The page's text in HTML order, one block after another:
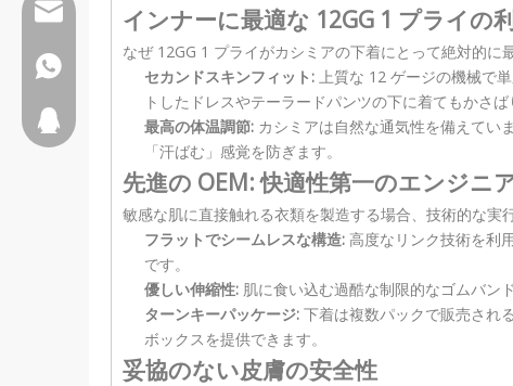
インナーに最適な 12GG 1 プライの
なぜ 12GG 1 プライがカシミアの下着にとって絶対的に
セカンドスキンフィット: 上質な 12 ゲージの機械で
トしたドレスやテーラードパンツの下に着てもかさば
最高の体温調節: カシミアは自然な通気性を備えてい
「汗ばむ」感覚を防ぎます。
先進の OEM: 快適性第一のエンジニ
敏感な肌に直接触れる衣類を製造する場合、技術的な実
フラットでシームレスな構造: 高度なリンク技術を利
です。
優しい伸縮性: 肌に食い込む過酷な制限的なゴムバン
ターンキーパッケージ: 下着は複数パックで販売され
ボックスを提供できます。
妥協のない皮膚の安全性
Wfs802@wfscashmere.com
+8618595279662
2917611817